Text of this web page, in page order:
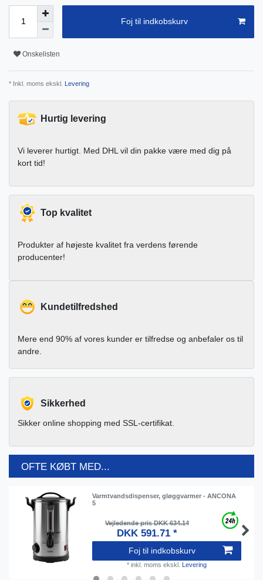
Foj til indkobskurv
Onskelisten
* Inkl. moms ekskl. Levering
Hurtig levering
Vi leverer hurtigt. Med DHL vil din pakke være med dig på
kort tid!
Top kvalitet
Produkter af højeste kvalitet fra verdens førende
producenter!
Kundetilfredshed
Mere end 90% af vores kunder er tilfredse og anbefaler os til
andre.
Sikkerhed
Sikker online shopping med SSL-certifikat.
OFTE KØBT MED...
Varmtvandsdispenser, gløggvarmer - ANCONA
5
Vejledende pris DKK 634.14
DKK 591.71 *
Foj til indkobskurv
* inkl. moms ekskl. Levering